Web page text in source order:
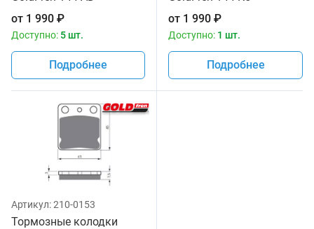
от 1 990 ₽
Доступно: 5 шт.
Подробнее
от 1 990 ₽
Доступно: 1 шт.
Подробнее
Артикул:210-0153
Тормозные колодки